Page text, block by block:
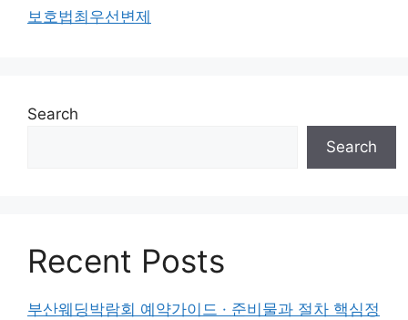
보호법최우선변제
Search
Search
Recent Posts
부산웨딩박람회 예약가이드 · 준비물과 절차 핵심정